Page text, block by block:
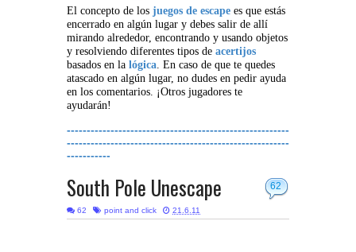
El concepto de los juegos de escape es que estás
encerrado en algún lugar y debes salir de allí
mirando alrededor, encontrando y usando objetos
y resolviendo diferentes tipos de acertijos
basados en la lógica. En caso de que te quedes
atascado en algún lugar, no dudes en pedir ayuda
en los comentarios. ¡Otros jugadores te
ayudarán!
--------------------------------------------------------
--------------------------------------------------------
-----------
62
South Pole Unescape
62 point and click 21.6.11